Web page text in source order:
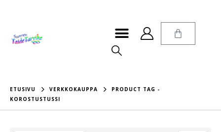
ETUSIVU VERKKOKAUPPA
PRODUCT TAG -
KOROSTUSTUSSI